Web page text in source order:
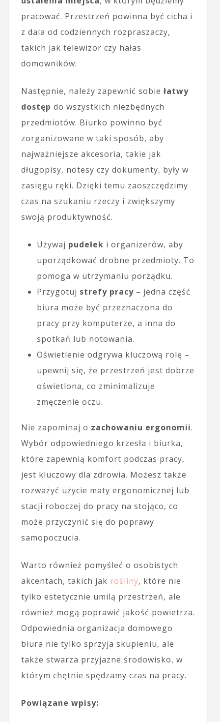
pracować. Przestrzeń powinna być cicha i
z dala od codziennych rozpraszaczy,
takich jak telewizor czy hałas
domowników.
Następnie, należy zapewnić sobie łatwy
dostęp do wszystkich niezbędnych
przedmiotów. Biurko powinno być
zorganizowane w taki sposób, aby
najważniejsze akcesoria, takie jak
długopisy, notesy czy dokumenty, były w
zasięgu ręki. Dzięki temu zaoszczędzimy
czas na szukaniu rzeczy i zwiększymy
swoją produktywność.
Używaj pudełek i organizerów, aby
uporządkować drobne przedmioty. To
pomoga w utrzymaniu porządku.
Przygotuj strefy pracy– jedna część
biura może być przeznaczona do
pracy przy komputerze, a inna do
spotkań lub notowania.
Oświetlenie odgrywa kluczową rolę –
upewnij się, że przestrzeń jest dobrze
oświetlona, co zminimalizuje
zmęczenie oczu.
Nie zapominaj o zachowaniu ergonomii.
Wybór odpowiedniego krzesła i biurka,
które zapewnią komfort podczas pracy,
jest kluczowy dla zdrowia. Możesz także
rozważyć użycie maty ergonomicznej lub
stacji roboczej do pracy na stojąco, co
może przyczynić się do poprawy
samopoczucia.
Warto również pomyśleć o osobistych
akcentach, takich jak rośliny, które nie
tylko estetycznie umilą przestrzeń, ale
również mogą poprawić jakość powietrza.
Odpowiednia organizacja domowego
biura nie tylko sprzyja skupieniu, ale
także stwarza przyjazne środowisko, w
którym chętnie spędzamy czas na pracy.
Powiązane wpisy: